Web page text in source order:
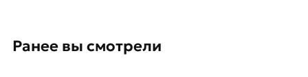
Ранее вы смотрели